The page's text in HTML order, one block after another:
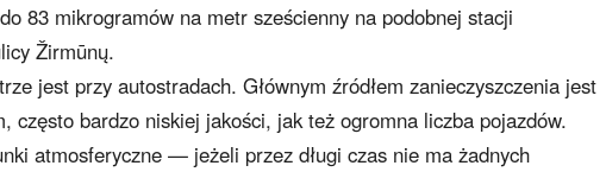
83 mikrogramów na metr sześcienny na podobnej stacji
Žirmūnų.
jest przy autostradach. Głównym źródłem zanieczyszczenia jest
często bardzo niskiej jakości, jak też ogromna liczba pojazdów.
atmosferyczne — jeżeli przez długi czas nie ma żadnych